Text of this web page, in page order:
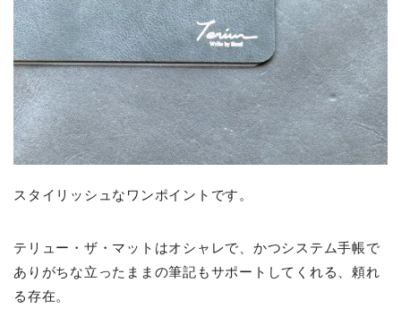
スタイリッシュなワンポイントです。
テリュー・ザ・マットはオシャレで、かつシステム手帳で
ありがちな立ったままの筆記もサポートしてくれる、頼れ
る存在。